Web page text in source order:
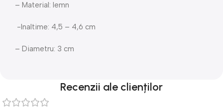
– Material: lemn
-Inaltime: 4,5 – 4,6 cm
– Diametru: 3 cm
Recenzii ale clienților